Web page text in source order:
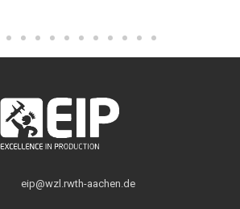
eip@wzl.rwth-aachen.de